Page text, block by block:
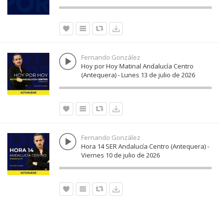
Fernando González
Hoy por Hoy Matinal Andalucía Centro
(Antequera) - Lunes 13 de julio de 2026
Fernando González
Hora 14 SER Andalucía Centro (Antequera) -
Viernes 10 de julio de 2026